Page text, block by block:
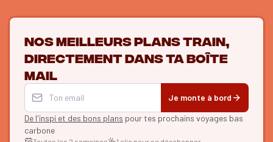
Nos meilleurs plans train,
directement dans ta boîte
mail
Je monte à bord
De l'inspi et des bons plans pour tes prochains voyages bas
carbone